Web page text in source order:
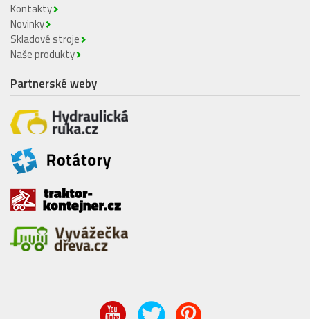
Kontakty
Novinky
Skladové stroje
Naše produkty
Partnerské weby